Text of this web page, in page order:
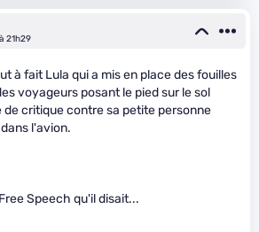
21h29
à fait Lula qui a mis en place des fouilles
voyageurs posant le pied sur le sol
de critique contre sa petite personne
l'avion.
Speech qu'il disait...